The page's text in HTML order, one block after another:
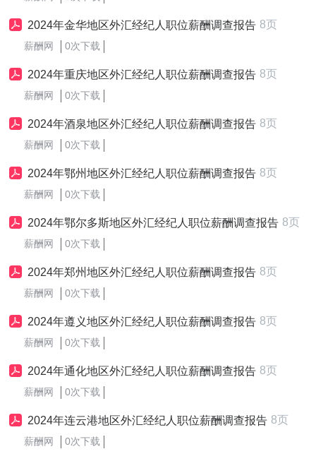
2024年金华地区外汇经纪人职位薪酬调查报告 8页
薪酬网 0次下载
2024年重庆地区外汇经纪人职位薪酬调查报告 8页
薪酬网 0次下载
2024年酒泉地区外汇经纪人职位薪酬调查报告 8页
薪酬网 0次下载
2024年鄂州地区外汇经纪人职位薪酬调查报告 8页
薪酬网 0次下载
2024年鄂尔多斯地区外汇经纪人职位薪酬调查报告 8页
薪酬网 0次下载
2024年郑州地区外汇经纪人职位薪酬调查报告 8页
薪酬网 0次下载
2024年遵义地区外汇经纪人职位薪酬调查报告 8页
薪酬网 0次下载
2024年通化地区外汇经纪人职位薪酬调查报告 8页
薪酬网 0次下载
2024年连云港地区外汇经纪人职位薪酬调查报告 8页
薪酬网 0次下载